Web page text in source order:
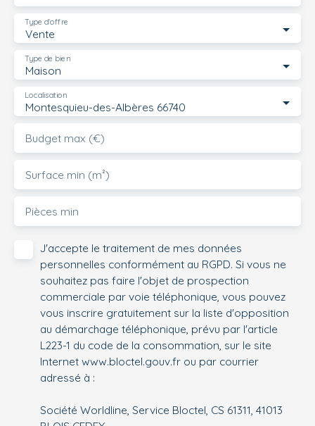
Vente
Type d'offre
Maison
Type de bien
Montesquieu-des-Albères 66740
Localisation
Budget max (€)
Surface min (m²)
Pièces min
J'accepte le traitement de mes données
personnelles conformément au RGPD. Si vous ne
souhaitez pas faire l'objet de prospection
commerciale par voie téléphonique, vous pouvez
vous inscrire gratuitement sur la liste d'opposition
au démarchage téléphonique, prévu par l'article
L223-1 du code de la consommation, sur le site
Internet www.bloctel.gouv.fr ou par courrier
adressé à :
Société Worldline, Service Bloctel, CS 61311, 41013